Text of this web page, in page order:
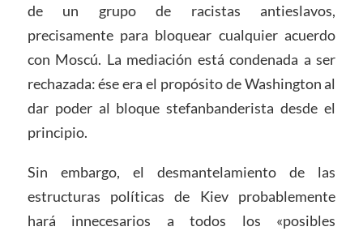
de un grupo de racistas antieslavos,
precisamente para bloquear cualquier acuerdo
con Moscú. La mediación está condenada a ser
rechazada: ése era el propósito de Washington al
dar poder al bloque stefanbanderista desde el
principio.
Sin embargo, el desmantelamiento de las
estructuras políticas de Kiev probablemente
hará innecesarios a todos los «posibles